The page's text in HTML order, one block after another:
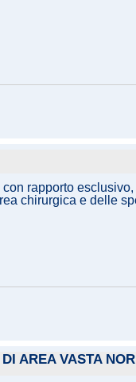
rapporto
chirurgica e delle
AREA VASTA